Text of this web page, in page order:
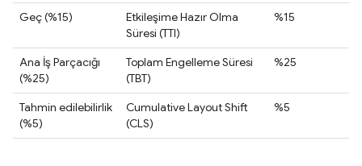
Geç (%15)
Etkileşime Hazır Olma
Süresi (TTI)
%15
Ana İş Parçacığı
(%25)
Toplam Engelleme Süresi
(TBT)
%25
Tahmin edilebilirlik
(%5)
Cumulative Layout Shift
(CLS)
%5